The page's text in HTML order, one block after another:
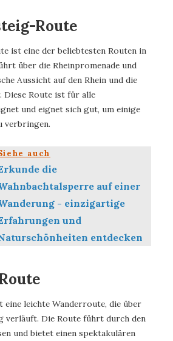
Route
ist eine der beliebtesten Routen in
über die Rheinpromenade und
Aussicht auf den Rhein und die
Diese Route ist für alle
und eignet sich gut, um einige
verbringen.
auch
die
auf einer
- einzigartige
und
entdecken
leichte Wanderroute, die über
verläuft. Die Route führt durch den
und bietet einen spektakulären